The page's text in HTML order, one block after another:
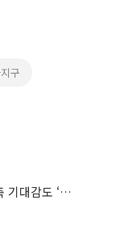
구
분당·평촌 오를 때 일산만 내렸다…재건축 기대감도 ‘무색’